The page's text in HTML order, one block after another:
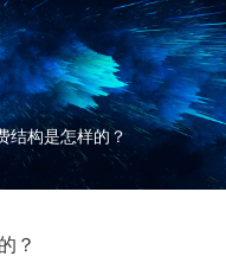
结构是怎样的？
？